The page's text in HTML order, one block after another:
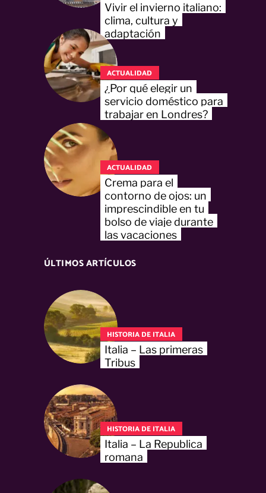
Vivir el invierno italiano:
clima, cultura y
adaptación
ACTUALIDAD
¿Por qué elegir un
servicio doméstico para
trabajar en Londres?
ACTUALIDAD
Crema para el
contorno de ojos: un
imprescindible en tu
bolso de viaje durante
las vacaciones
ÚLTIMOS ARTÍCULOS
HISTORIA DE ITALIA
Italia – Las primeras
Tribus
HISTORIA DE ITALIA
Italia – La Republica
romana